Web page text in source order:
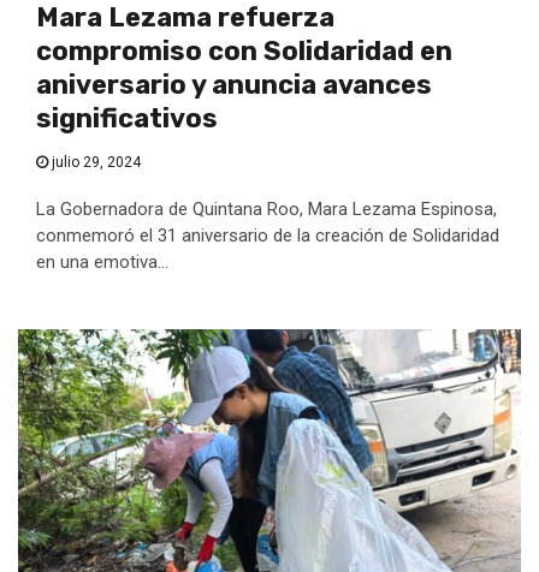
Mara Lezama refuerza
compromiso con Solidaridad en
aniversario y anuncia avances
significativos
julio 29, 2024
La Gobernadora de Quintana Roo, Mara Lezama Espinosa,
conmemoró el 31 aniversario de la creación de Solidaridad
en una emotiva...